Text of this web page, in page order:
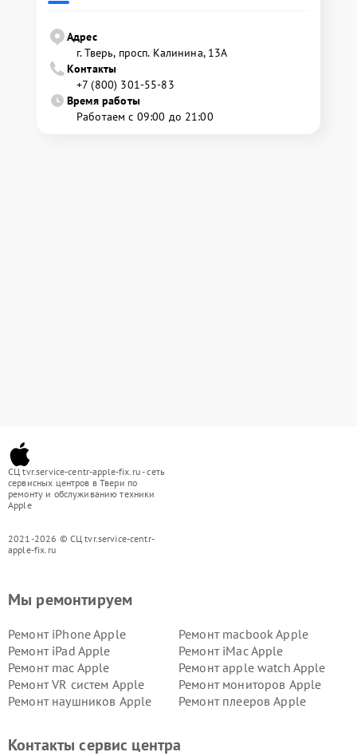
Адрес
г. Тверь, просп. Калинина, 13А
Контакты
+7 (800) 301-55-83
Время работы
Работаем с 09:00 до 21:00
СЦ tvr.service-centr-apple-fix.ru - сеть
сервисных центров в Твери по
ремонту и обслуживанию техники
Apple
2021-2026 © СЦ tvr.service-centr-
apple-fix.ru
Мы ремонтируем
Ремонт iPhone Apple
Ремонт macbook Apple
Ремонт iPad Apple
Ремонт iMac Apple
Ремонт mac Apple
Ремонт apple watch Apple
Ремонт VR систем Apple
Ремонт мониторов Apple
Ремонт наушников Apple
Ремонт плееров Apple
Контакты сервис центра